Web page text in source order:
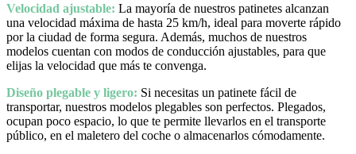
Velocidad ajustable: La mayoría de nuestros patinetes alcanzan
una velocidad máxima de hasta 25 km/h, ideal para moverte rápido
por la ciudad de forma segura. Además, muchos de nuestros
modelos cuentan con modos de conducción ajustables, para que
elijas la velocidad que más te convenga.
Diseño plegable y ligero: Si necesitas un patinete fácil de
transportar, nuestros modelos plegables son perfectos. Plegados,
ocupan poco espacio, lo que te permite llevarlos en el transporte
público, en el maletero del coche o almacenarlos cómodamente.